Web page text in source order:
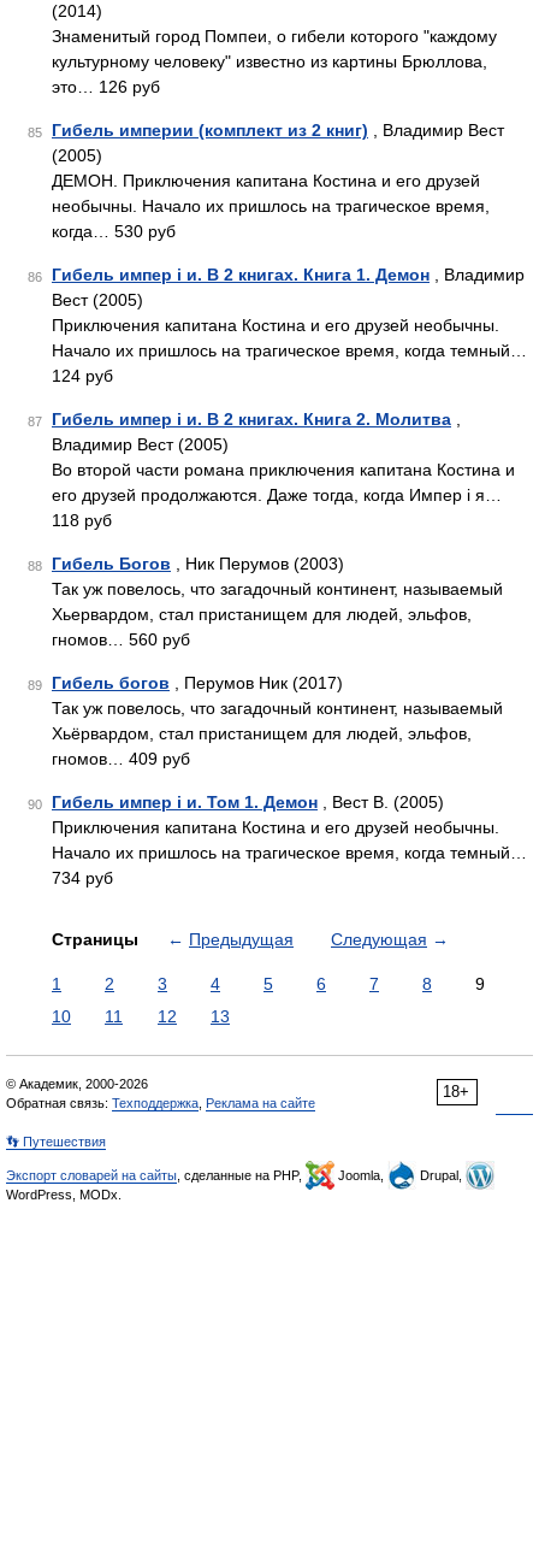
(2014)
Знаменитый город Помпеи, о гибели которого "каждому
культурному человеку" известно из картины Брюллова,
это… 126 руб
85 Гибель империи (комплект из 2 книг) , Владимир Вест
(2005)
ДЕМОН. Приключения капитана Костина и его друзей
необычны. Начало их пришлось на трагическое время,
когда… 530 руб
86 Гибель импер i и. В 2 книгах. Книга 1. Демон , Владимир
Вест (2005)
Приключения капитана Костина и его друзей необычны.
Начало их пришлось на трагическое время, когда темный…
124 руб
87 Гибель импер i и. В 2 книгах. Книга 2. Молитва
Владимир Вест (2005)
Во второй части романа приключения капитана Костина и
его друзей продолжаются. Даже тогда, когда Импер i я…
118 руб
88 Гибель Богов , Ник Перумов (2003)
Так уж повелось, что загадочный континент, называемый
Хьервардом, стал пристанищем для людей, эльфов,
гномов… 560 руб
89 Гибель богов , Перумов Ник (2017)
Так уж повелось, что загадочный континент, называемый
Хьёрвардом, стал пристанищем для людей, эльфов,
гномов… 409 руб
90 Гибель импер i и. Том 1. Демон , Вест В. (2005)
Приключения капитана Костина и его друзей необычны.
Начало их пришлось на трагическое время, когда темный…
734 руб
Страницы ← Предыдущая Следующая →
1 2 3 4 5 6 7 8
9
10
11 12 13
18+
© Академик, 2000-2026
Обратная связь: Техподдержка Реклама на сайте
👣 Путешествия
Экспорт словарей на сайты , сделанные на PHP, Joomla,
Drupal,
WordPress, MODx.